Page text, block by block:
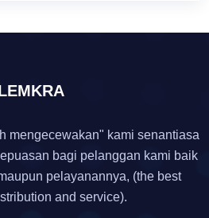
mengecewakan" kami senantiasa
bagi pelanggan kami baik
pelayanannya, (the best
and service).